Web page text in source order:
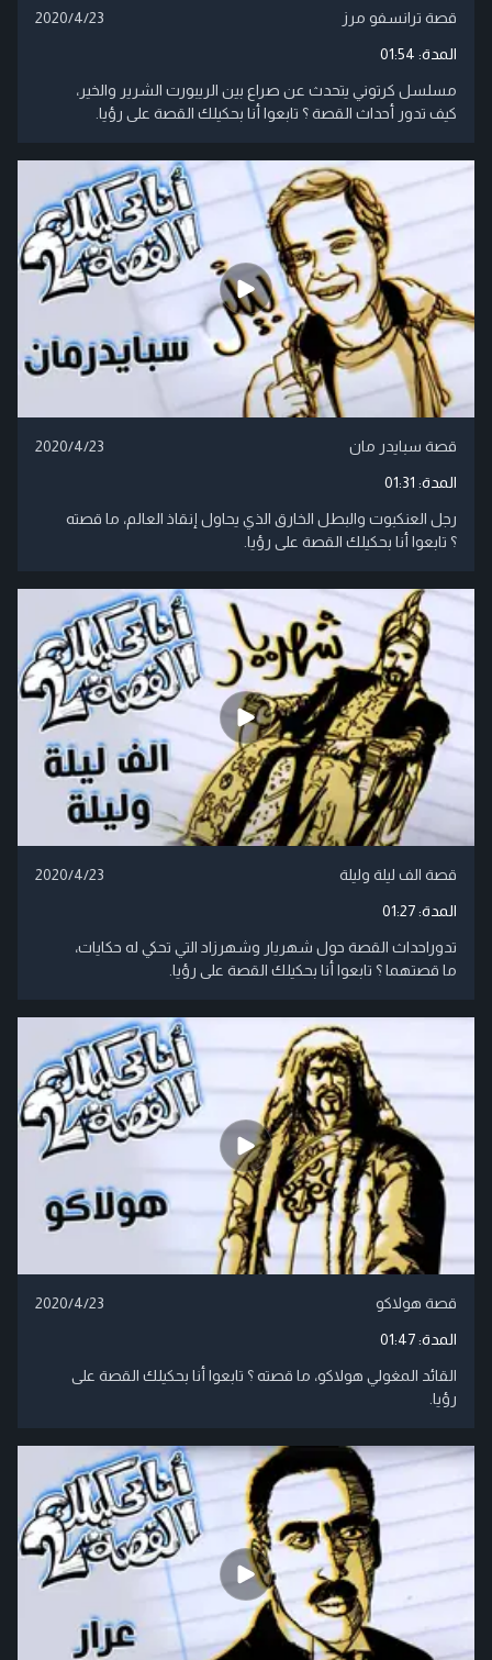
قصة ترانسفو مرز 2020/4/23
المدة: 01:54
مسلسل كرتوني يتحدث عن صراع بين الريبورت الشرير والخير،
كيف تدور أحداث القصة ؟ تابعوا أنا بحكيلك القصة على رؤيا.
قصة سبايدر مان 2020/4/23
المدة: 01:31
رجل العنكبوت والبطل الخارق الذي يحاول إنقاذ العالم، ما قصته
؟ تابعوا أنا بحكيلك القصة على رؤيا.
قصة الف ليلة وليلة 2020/4/23
المدة:01:27
تدوراحداث القصة حول شهريار وشهرزاد التي تحكي له حكايات،
ما قصتهما ؟ تابعوا أنا بحكيلك القصة على رؤيا.
قصة هولاكو 2020/4/23
المدة:01:47
القائد المغولي هولاكو، ما قصته ؟ تابعوا أنا بحكيلك القصة على
رؤيا.